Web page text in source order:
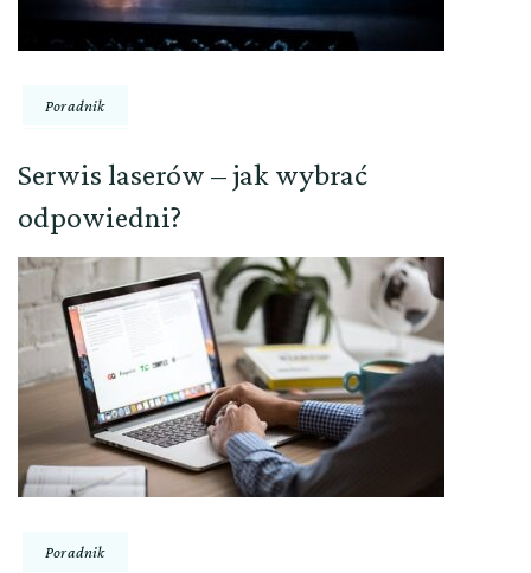
Poradnik
Serwis laserów – jak wybrać
odpowiedni?
Poradnik